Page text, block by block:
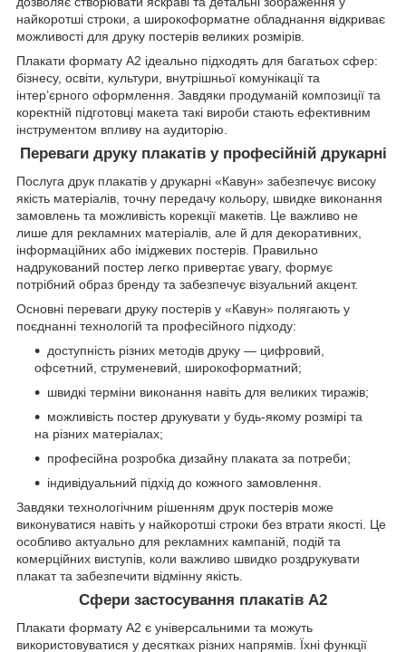
найкоротші строки, а широкоформатне обладнання відкриває
можливості для друку постерів великих розмірів.
Плакати формату А2 ідеально підходять для багатьох сфер:
бізнесу, освіти, культури, внутрішньої комунікації та
інтер’єрного оформлення. Завдяки продуманій композиції та
коректній підготовці макета такі вироби стають ефективним
інструментом впливу на аудиторію.
Переваги друку плакатів у професійній друкарні
Послуга друк плакатів у друкарні «Кавун» забезпечує високу
якість матеріалів, точну передачу кольору, швидке виконання
замовлень та можливість корекції макетів. Це важливо не
лише для рекламних матеріалів, але й для декоративних,
інформаційних або іміджевих постерів. Правильно
надрукований постер легко привертає увагу, формує
потрібний образ бренду та забезпечує візуальний акцент.
Основні переваги друку постерів у «Кавун» полягають у
поєднанні технологій та професійного підходу:
доступність різних методів друку — цифровий,
офсетний, струменевий, широкоформатний;
швидкі терміни виконання навіть для великих тиражів;
можливість постер друкувати у будь-якому розмірі та
на різних матеріалах;
професійна розробка дизайну плаката за потреби;
індивідуальний підхід до кожного замовлення.
Завдяки технологічним рішенням друк постерів може
виконуватися навіть у найкоротші строки без втрати якості. Це
особливо актуально для рекламних кампаній, подій та
комерційних виступів, коли важливо швидко роздрукувати
плакат та забезпечити відмінну якість.
Сфери застосування плакатів А2
Плакати формату А2 є універсальними та можуть
використовуватися у десятках різних напрямів. Їхні функції